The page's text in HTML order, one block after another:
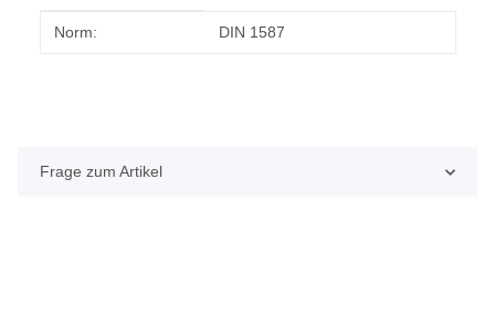
Produkteigenschaft
Wert
Norm: DIN 1587
Frage zum Artikel